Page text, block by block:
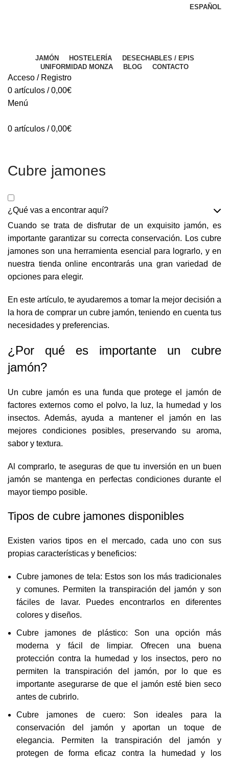
ESPAÑOL
JAMÓN HOSTELERÍA
DESECHABLES / EPIS
UNIFORMIDAD MONZA
BLOG CONTACTO
Acceso / Registro
0 artículos / 0,00€
Menú
0 artículos / 0,00€
Cubre jamones
¿Qué vas a encontrar aquí?
Cuando se trata de disfrutar de un exquisito jamón, es
importante garantizar su correcta conservación. Los cubre
jamones son una herramienta esencial para lograrlo, y en
nuestra tienda online encontrarás una gran variedad de
opciones para elegir.
En este artículo, te ayudaremos a tomar la mejor decisión a
la hora de comprar un cubre jamón, teniendo en cuenta tus
necesidades y preferencias.
¿Por qué es importante un cubre
jamón?
Un cubre jamón es una funda que protege el jamón de
factores externos como el polvo, la luz, la humedad y los
insectos. Además, ayuda a mantener el jamón en las
mejores condiciones posibles, preservando su aroma,
sabor y textura.
Al comprarlo, te aseguras de que tu inversión en un buen
jamón se mantenga en perfectas condiciones durante el
mayor tiempo posible.
Tipos de cubre jamones disponibles
Existen varios tipos en el mercado, cada uno con sus
propias características y beneficios:
Cubre jamones de tela: Estos son los más tradicionales
y comunes. Permiten la transpiración del jamón y son
fáciles de lavar. Puedes encontrarlos en diferentes
colores y diseños.
Cubre jamones de plástico: Son una opción más
moderna y fácil de limpiar. Ofrecen una buena
protección contra la humedad y los insectos, pero no
permiten la transpiración del jamón, por lo que es
importante asegurarse de que el jamón esté bien seco
antes de cubrirlo.
Cubre jamones de cuero: Son ideales para la
conservación del jamón y aportan un toque de
elegancia. Permiten la transpiración del jamón y
protegen de forma eficaz contra la humedad y los